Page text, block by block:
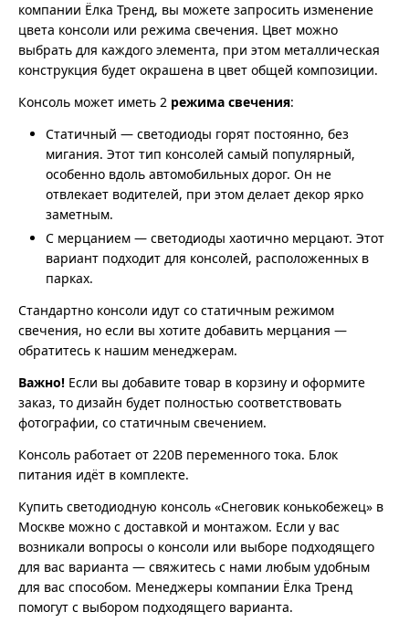
компании Ёлка Тренд, вы можете запросить изменение
цвета консоли или режима свечения. Цвет можно
выбрать для каждого элемента, при этом металлическая
конструкция будет окрашена в цвет общей композиции.
Консоль может иметь 2 режима свечения:
Статичный — светодиоды горят постоянно, без
мигания. Этот тип консолей самый популярный,
особенно вдоль автомобильных дорог. Он не
отвлекает водителей, при этом делает декор ярко
заметным.
С мерцанием — светодиоды хаотично мерцают. Этот
вариант подходит для консолей, расположенных в
парках.
Стандартно консоли идут со статичным режимом
свечения, но если вы хотите добавить мерцания —
обратитесь к нашим менеджерам.
Важно! Если вы добавите товар в корзину и оформите
заказ, то дизайн будет полностью соответствовать
фотографии, со статичным свечением.
Консоль работает от 220В переменного тока. Блок
питания идёт в комплекте.
Купить светодиодную консоль «Снеговик конькобежец» в
Москве можно с доставкой и монтажом. Если у вас
возникали вопросы о консоли или выборе подходящего
для вас варианта — свяжитесь с нами любым удобным
для вас способом. Менеджеры компании Ёлка Тренд
помогут с выбором подходящего варианта.